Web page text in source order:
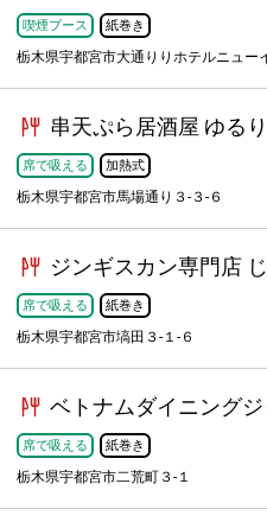
喫煙ブース 紙巻き
栃木県宇都宮市大通りりホテルニュー
串天ぷら居酒屋 ゆるり
席で吸える 加熱式
栃木県宇都宮市馬場通り３-３-６
ジンギスカン専門店
席で吸える 紙巻き
栃木県宇都宮市塙田３-１-６
ベトナムダイニング
席で吸える 紙巻き
栃木県宇都宮市二荒町３-１